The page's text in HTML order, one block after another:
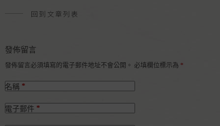
回到文章列表
發佈留言
發佈留言必須填寫的電子郵件地址不會公開。 必填欄位標示為 *
名稱 *
電子郵件 *